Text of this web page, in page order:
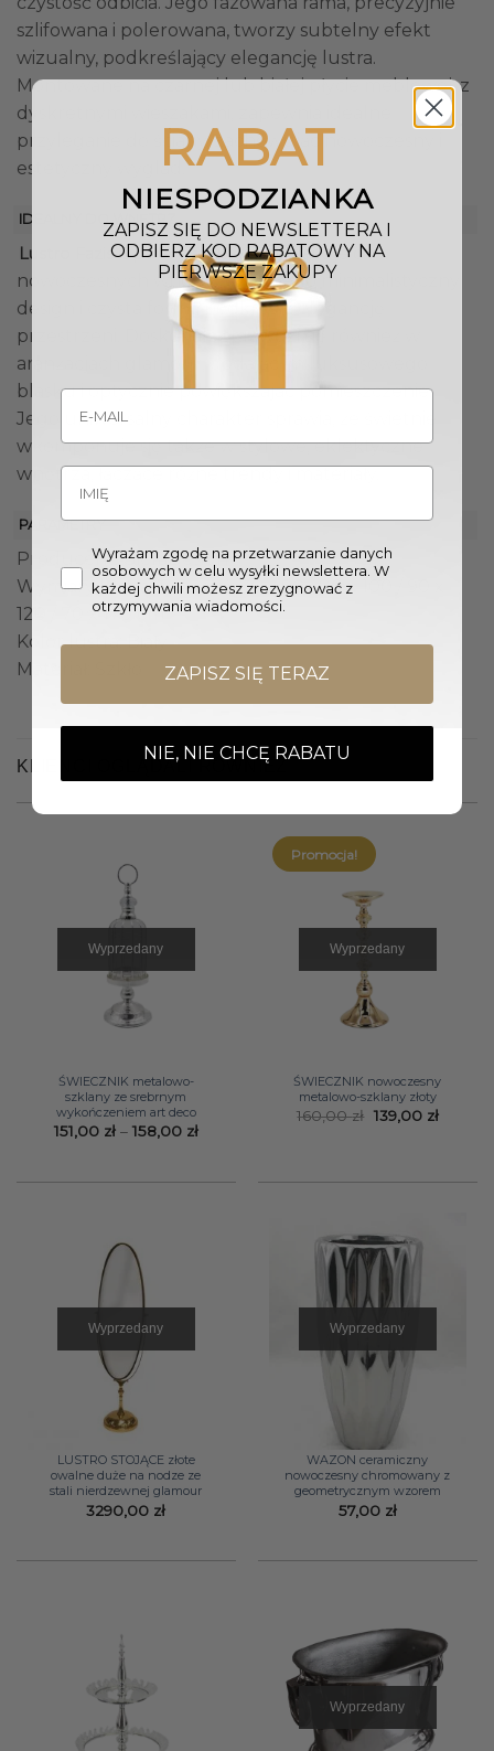
szlifowana i polerowana, tworzy subtelny efekt
wizualny, podkreślający elegancję lustra.
Montowane na czarnej lub białej płycie meblowej, z
dyskretnymi wieszakami, zapewnia idealne
przyleganie do ściany, zachowując nowoczesny i
estetyczny wygląd.
IDEALNY DO WNĘTRZ
Lustro Fazis Opti White idealnie pasuje do
nowoczesnych wnętrz, gdzie jego minimalistyczny
design i czysta forma podkreślą elegancję
przestrzeni. Doskonale sprawdzi się również w
aranżacjach glamour, dodając im luksusowego
blasku i optycznie powiększając pomieszczenie.
Jego uniwersalny charakter sprawia, że świetnie
wkomponuje się także w stylowe, eklektyczne
wnętrza, łączące różne trendy i materiały.
PARAMETRY
Producent: GieraDesign
Wymiary lustra (Sz. x W.): 70 x 90 / 80 x 100 / 90 x
120 / 70 x 170 cm
Kolor lustra: Biały
Materiał: Szkło
KLIENCI OGLĄDALI RÓWNIEŻ
Wyprzedany
ŚWIECZNIK metalowo-
szklany ze srebrnym
wykończeniem art deco
151,00 zł – 158,00 złZakres
do
Promocja!
Wyprzedany
ŚWIECZNIK nowoczesny
metalowo-szklany złoty
160,00zł Pierwotna
cena
139,00 zł
Wyprzedany
LUSTRO STOJĄCE złote
owalne duże na nodze ze
stali nierdzewnej glamour
3290,00 zł
Wyprzedany
WAZON ceramiczny
nowoczesny chromowany z
geometrycznym wzorem
57,00 zł
Wyprzedany
RABAT
NIESPODZIANKA
ZAPISZ SIĘ DO NEWSLETTERA I
ODBIERZ KOD RABATOWY NA
PIERWSZE ZAKUPY
Wyrażam zgodę na przetwarzanie danych
osobowych w celu wysyłki newslettera. W
każdej chwili możesz zrezygnować z
otrzymywania wiadomości.
ZAPISZ SIĘ TERAZ
NIE, NIE CHCĘ RABATU